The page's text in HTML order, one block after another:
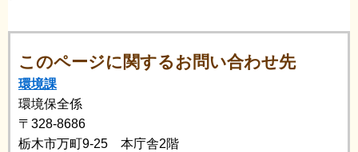
このページに関するお問い合わせ先
環境課
環境保全係
〒328-8686
栃木市万町9-25 本庁舎2階